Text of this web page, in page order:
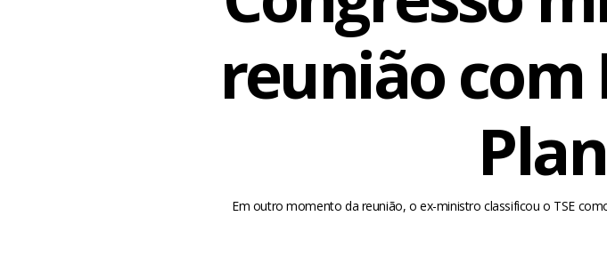
reunião com
Em outro momento da reunião, o ex-ministro classificou o TSE